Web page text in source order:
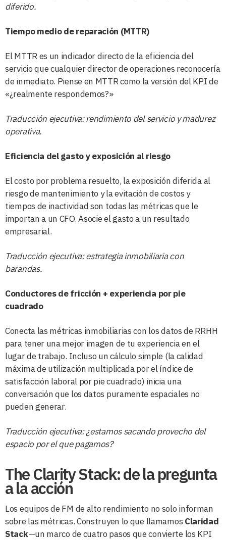
diferido.
Tiempo medio de reparación (MTTR)
El MTTR es un indicador directo de la eficiencia del
servicio que cualquier director de operaciones reconocería
de inmediato. Piense en MTTR como la versión del KPI de
«¿realmente respondemos?»
Traducción ejecutiva: rendimiento del servicio y madurez
operativa.
Eficiencia del gasto y exposición al riesgo
El costo por problema resuelto, la exposición diferida al
riesgo de mantenimiento y la evitación de costos y
tiempos de inactividad son todas las métricas que le
importan a un CFO. Asocie el gasto a un resultado
empresarial.
Traducción ejecutiva: estrategia inmobiliaria con
barandas.
Conductores de fricción + experiencia por pie
cuadrado
Conecta las métricas inmobiliarias con los datos de RRHH
para tener una mejor imagen de tu experiencia en el
lugar de trabajo. Incluso un cálculo simple (la calidad
máxima de utilización multiplicada por el índice de
satisfacción laboral por pie cuadrado) inicia una
conversación que los datos puramente espaciales no
pueden generar.
Traducción ejecutiva: ¿estamos sacando provecho del
espacio por el que pagamos?
The Clarity Stack: de la pregunta
a la acción
Los equipos de FM de alto rendimiento no solo informan
sobre las métricas. Construyen lo que llamamos Claridad
Stack—un marco de cuatro pasos que convierte los KPI